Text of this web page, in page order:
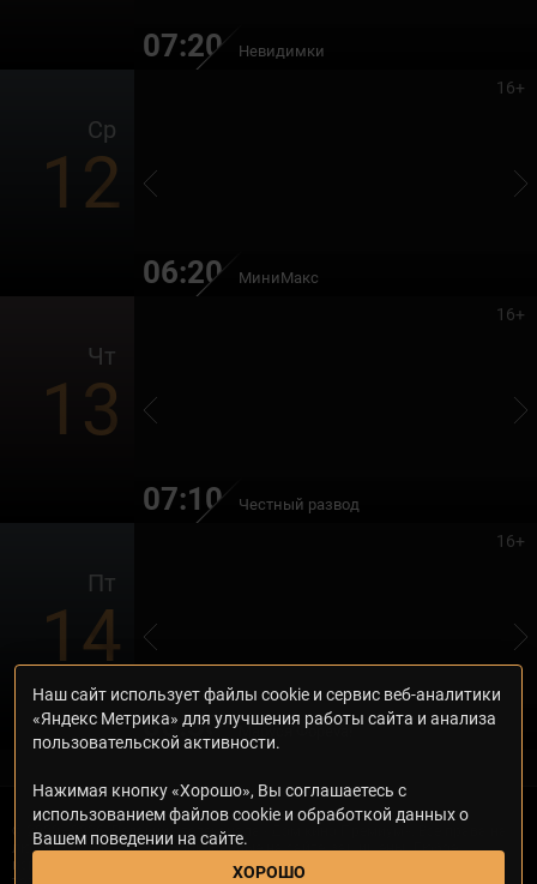
07:20 Невидимки
Ср
12
16+
06:20 МиниМакс
Чт
13
16+
07:10 Честный развод
Пт
14
16+
06:30 Маруся Фоpeva!
© 2000—2026. Редакция телеканала «Дом кино Премиум». Все права на
любые материалы, опубликованные на сайте, защищены. Любое
использование материалов возможно только с согласия Редакции
Наш сайт использует файлы cookie и сервис веб-аналитики
«Яндекс Метрика» для улучшения работы сайта и анализа
пользовательской активности.
Нажимая кнопку «Хорошо», Вы соглашаетесь с
использованием файлов cookie и обработкой данных о
Вашем поведении на сайте.
ХОРОШО